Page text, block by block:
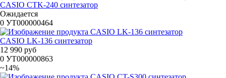
CASIO CTK-240 синтезатор
Ожидается
0 УТ000000464
CASIO LK-136 синтезатор
12 990 руб
0 УТ000000863
~14%